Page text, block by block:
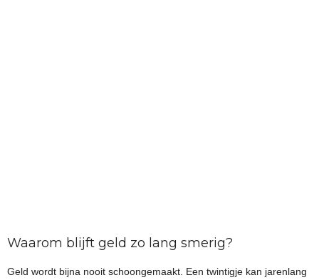
Waarom blijft geld zo lang smerig?
Geld wordt bijna nooit schoongemaakt. Een twintigje kan jarenlang